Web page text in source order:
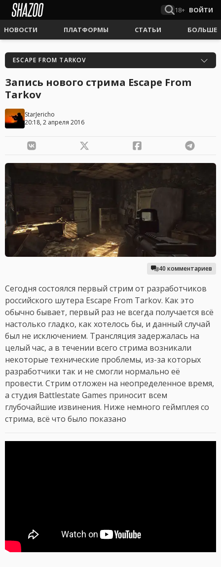
18+ ВОЙТИ
НОВОСТИ ПЛАТФОРМЫ СТАТЬИ БОЛЬШЕ
ESCAPE FROM TARKOV
Запись нового стрима Escape From
Tarkov
StarJericho
20:18, 2 апреля 2016
40 комментариев
Сегодня состоялся первый стрим от разработчиков
российского шутера Escape From Tarkov. Как это
обычно бывает, первый раз не всегда получается всё
настолько гладко, как хотелось бы, и данный случай
был не исключением. Трансляция задержалась на
целый час, а в течении всего стрима возникали
некоторые технические проблемы, из-за которых
разработчики так и не смогли нормально её
провести. Стрим отложен на неопределенное время,
а студия Battlestate Games приносит всем
глубочайшие извинения. Ниже немного геймплея со
стрима, всё что было показано